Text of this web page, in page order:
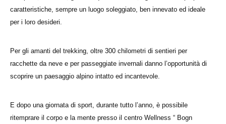
caratteristiche, sempre un luogo soleggiato, ben innevato ed ideale
per i loro desideri.
Per gli amanti del trekking, oltre 300 chilometri di sentieri per
racchette da neve e per passeggiate invernali danno l’opportunità di
scoprire un paesaggio alpino intatto ed incantevole.
E dopo una giornata di sport, durante tutto l’anno, è possibile
ritemprare il corpo e la mente presso il centro Wellness “ Bogn